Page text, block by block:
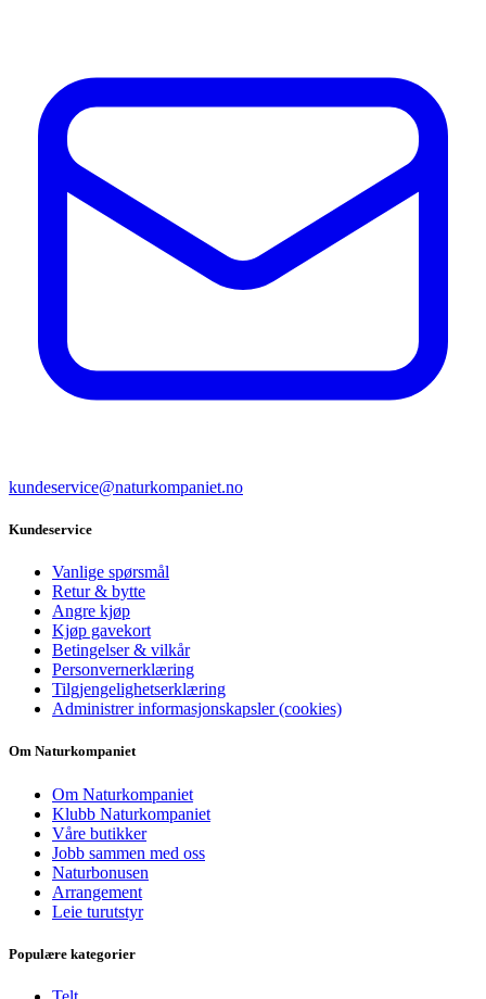
kundeservice@naturkompaniet.no
Kundeservice
Vanlige spørsmål
Retur & bytte
Angre kjøp
Kjøp gavekort
Betingelser & vilkår
Personvernerklæring
Tilgjengelighetserklæring
Administrer informasjonskapsler (cookies)
Om Naturkompaniet
Om Naturkompaniet
Klubb Naturkompaniet
Våre butikker
Jobb sammen med oss
Naturbonusen
Arrangement
Leie turutstyr
Populære kategorier